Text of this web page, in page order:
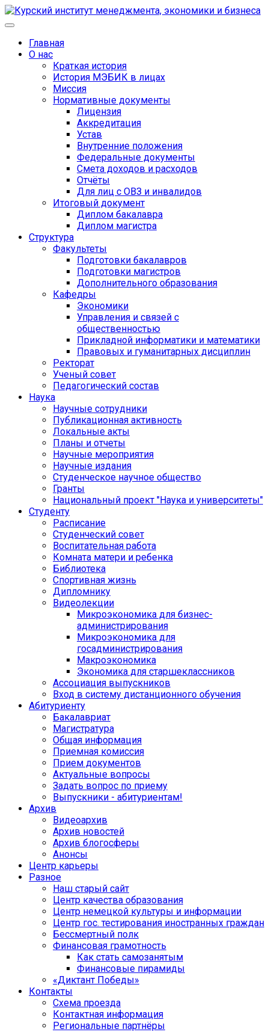
Главная
О нас
Краткая история
История МЭБИК в лицах
Миссия
Нормативные документы
Лицензия
Аккредитация
Устав
Внутренние положения
Федеральные документы
Смета доходов и расходов
Отчёты
Для лиц с ОВЗ и инвалидов
Итоговый документ
Диплом бакалавра
Диплом магистра
Структура
Факультеты
Подготовки бакалавров
Подготовки магистров
Дополнительного образования
Кафедры
Экономики
Управления и связей с
общественностью
Прикладной информатики и математики
Правовых и гуманитарных дисциплин
Ректорат
Ученый совет
Педагогический состав
Наука
Научные сотрудники
Публикационная активность
Локальные акты
Планы и отчеты
Научные мероприятия
Научные издания
Студенческое научное общество
Гранты
Национальный проект "Наука и университеты"
Студенту
Расписание
Студенческий совет
Воспитательная работа
Комната матери и ребенка
Библиотека
Спортивная жизнь
Дипломнику
Видеолекции
Микроэкономика для бизнес-
администрирования
Микроэкономика для
госадминистрирования
Макроэкономика
Экономика для старшеклассников
Ассоциация выпускников
Вход в систему дистанционного обучения
Абитуриенту
Бакалавриат
Магистратура
Общая информация
Приемная комиссия
Прием документов
Актуальные вопросы
Задать вопрос по приему
Выпускники - абитуриентам!
Архив
Видеоархив
Архив новостей
Архив блогосферы
Анонсы
Центр карьеры
Разное
Наш старый сайт
Центр качества образования
Центр немецкой культуры и информации
Центр гос. тестирования иностранных граждан
Бессмертный полк
Финансовая грамотность
Как стать самозанятым
Финансовые пирамиды
«Диктант Победы»
Контакты
Схема проезда
Контактная информация
Региональные партнёры